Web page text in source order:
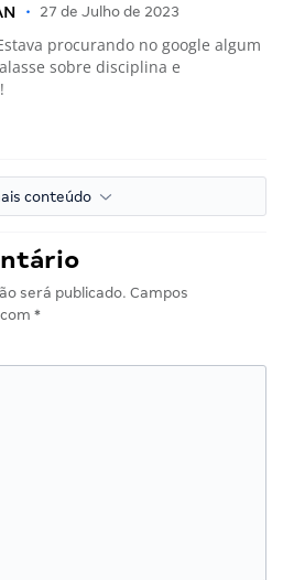
• 27 de Julho de 2023
procurando no google algum
sobre disciplina e
conteúdo
será publicado. Campos
*